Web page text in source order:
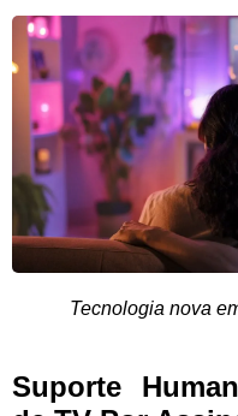
Tecnologia nova
Suporte